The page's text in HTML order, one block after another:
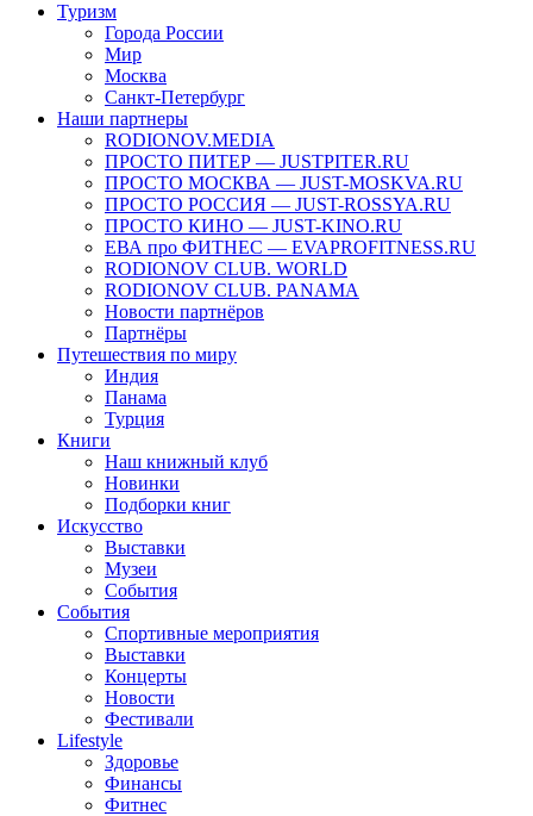
Туризм
Города России
Мир
Москва
Санкт-Петербург
Наши партнеры
RODIONOV.MEDIA
ПРОСТО ПИТЕР — JUSTPITER.RU
ПРОСТО МОСКВА — JUST-MOSKVA.RU
ПРОСТО РОССИЯ — JUST-ROSSYA.RU
ПРОСТО КИНО — JUST-KINO.RU
ЕВА про ФИТНЕС — EVAPROFITNESS.RU
RODIONOV CLUB. WORLD
RODIONOV CLUB. PANAMA
Новости партнёров
Партнёры
Путешествия по миру
Индия
Панама
Турция
Книги
Наш книжный клуб
Новинки
Подборки книг
Искусство
Выставки
Музеи
События
События
Спортивные мероприятия
Выставки
Концерты
Новости
Фестивали
Lifestyle
Здоровье
Финансы
Фитнес